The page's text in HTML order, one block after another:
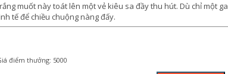
muốt này toát lên một vẻ kiêu sa đầy thu hút. Dù chỉ
tế để chiều chuộng nàng đấy.
điểm thưởng: 5000